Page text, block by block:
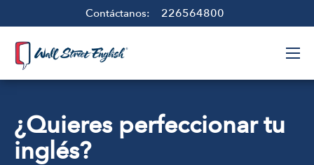
Contáctanos: 226564800
¿Quieres perfeccionar tu
inglés?